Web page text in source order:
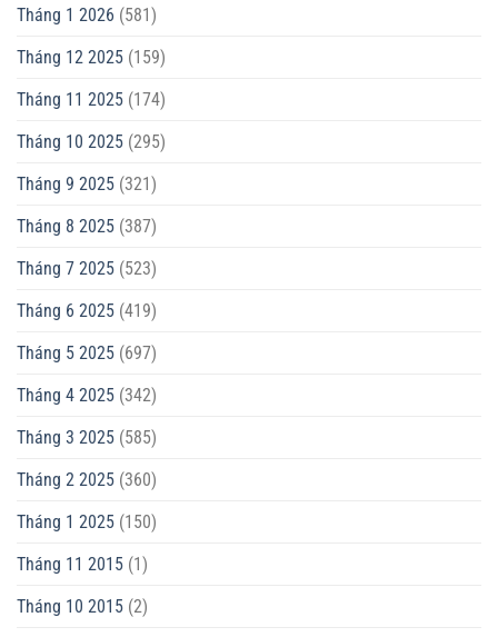
Tháng 1 2026 (581)
Tháng 12 2025 (159)
Tháng 11 2025 (174)
Tháng 10 2025 (295)
Tháng 9 2025 (321)
Tháng 8 2025 (387)
Tháng 7 2025 (523)
Tháng 6 2025 (419)
Tháng 5 2025 (697)
Tháng 4 2025 (342)
Tháng 3 2025 (585)
Tháng 2 2025 (360)
Tháng 1 2025 (150)
Tháng 11 2015 (1)
Tháng 10 2015 (2)